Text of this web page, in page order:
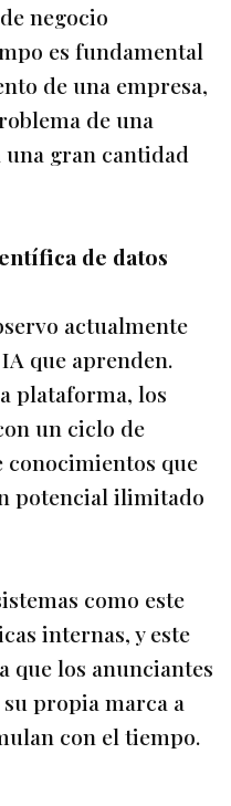
negocio
es fundamental
de una empresa,
de una
gran cantidad
de datos
actualmente
que aprenden.
plataforma, los
un ciclo de
conocimientos que
potencial ilimitado
como este
internas, y este
que los anunciantes
propia marca a
con el tiempo.